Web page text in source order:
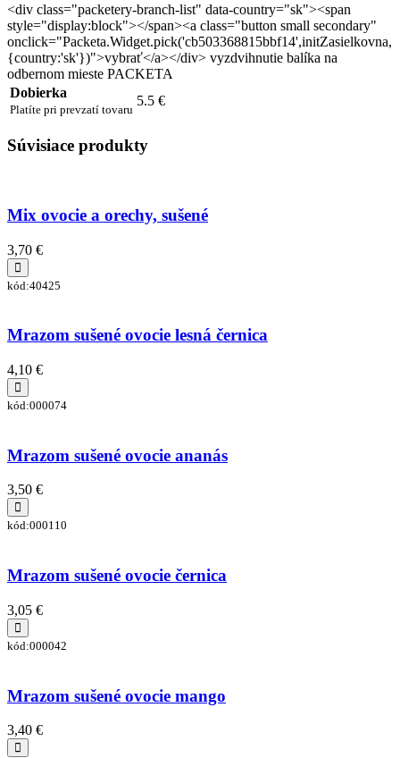
<div class="packetery-branch-list" data-country="sk"><span
style="display:block"></span><a class="button small secondary"
onclick="Packeta.Widget.pick('cb503368815bbf14',initZasielkovna,
{country:'sk'})">vybrať</a></div> vyzdvihnutie balíka na
odbernom mieste PACKETA
Dobierka
Platíte pri prevzatí tovaru
5.5 €
Súvisiace produkty
Mix ovocie a orechy, sušené
3,70 €
kód:40425
Mrazom sušené ovocie lesná černica
4,10 €
kód:000074
Mrazom sušené ovocie ananás
3,50 €
kód:000110
Mrazom sušené ovocie černica
3,05 €
kód:000042
Mrazom sušené ovocie mango
3,40 €